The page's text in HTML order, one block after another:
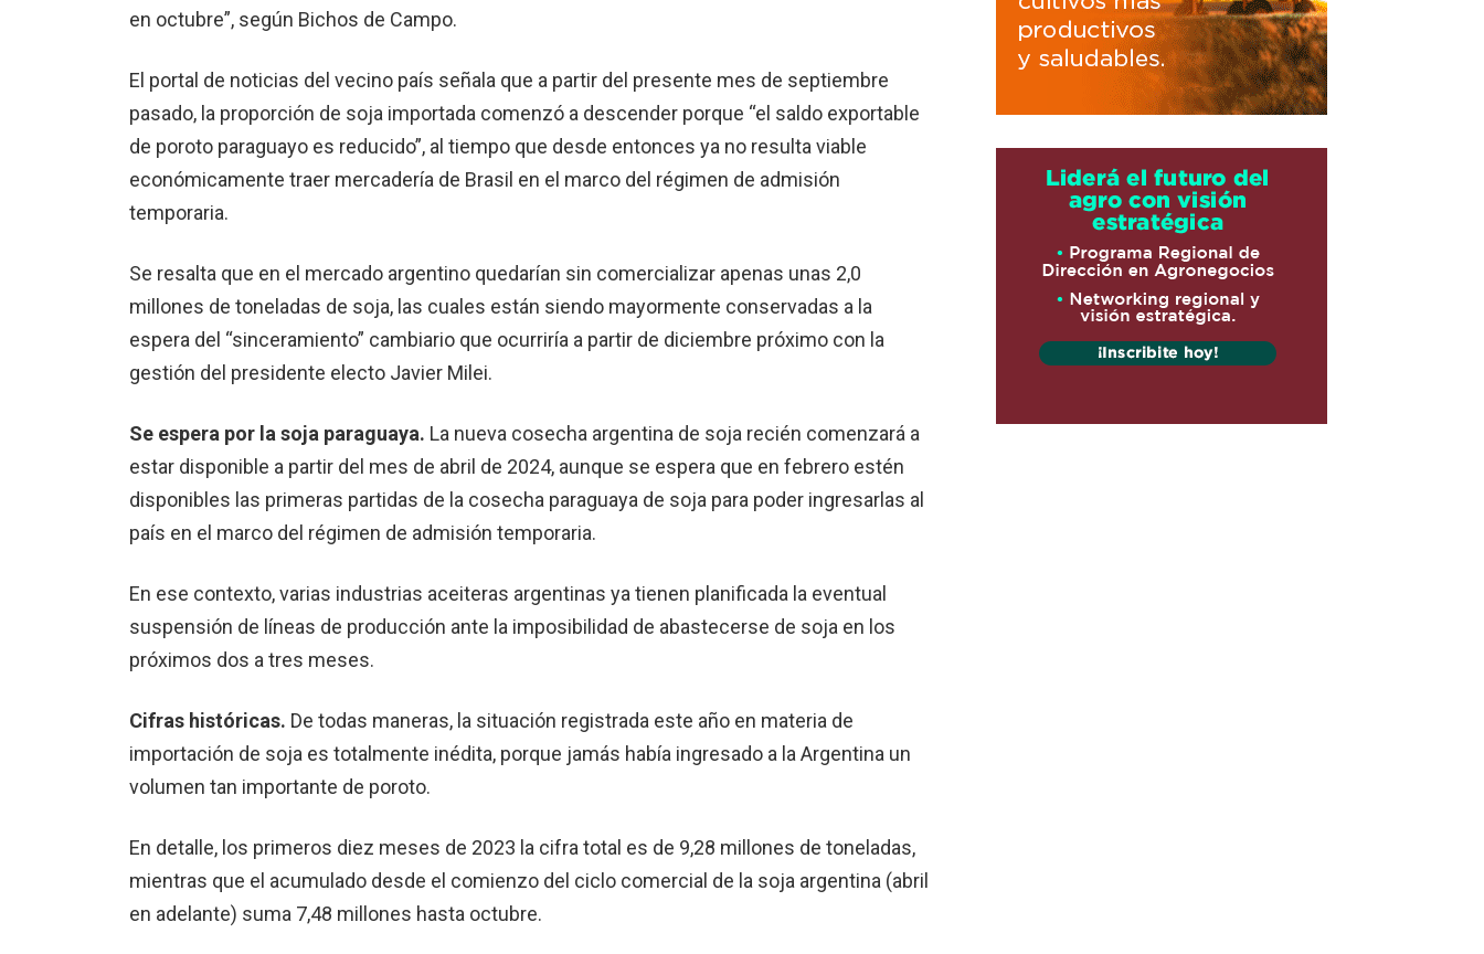
en octubre”, según Bichos de Campo.
El portal de noticias del vecino país señala que a partir del presente mes de septiembre
pasado, la proporción de soja importada comenzó a descender porque “el saldo exportable
de poroto paraguayo es reducido”, al tiempo que desde entonces ya no resulta viable
económicamente traer mercadería de Brasil en el marco del régimen de admisión
temporaria.
Se resalta que en el mercado argentino quedarían sin comercializar apenas unas 2,0
millones de toneladas de soja, las cuales están siendo mayormente conservadas a la
espera del “sinceramiento” cambiario que ocurriría a partir de diciembre próximo con la
gestión del presidente electo Javier Milei.
Se espera por la soja paraguaya. La nueva cosecha argentina de soja recién comenzará a
estar disponible a partir del mes de abril de 2024, aunque se espera que en febrero estén
disponibles las primeras partidas de la cosecha paraguaya de soja para poder ingresarlas al
país en el marco del régimen de admisión temporaria.
En ese contexto, varias industrias aceiteras argentinas ya tienen planificada la eventual
suspensión de líneas de producción ante la imposibilidad de abastecerse de soja en los
próximos dos a tres meses.
Cifras históricas. De todas maneras, la situación registrada este año en materia de
importación de soja es totalmente inédita, porque jamás había ingresado a la Argentina un
volumen tan importante de poroto.
En detalle, los primeros diez meses de 2023 la cifra total es de 9,28 millones de toneladas,
mientras que el acumulado desde el comienzo del ciclo comercial de la soja argentina (abril
en adelante) suma 7,48 millones hasta octubre.